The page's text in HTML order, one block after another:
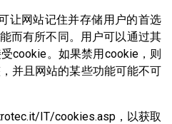
让网站记住并存储用户的首选
而有所不同。用户可以通过其
cookie。如果禁用cookie，则
并且网站的某些功能可能不可
IT/cookies.asp，以获取